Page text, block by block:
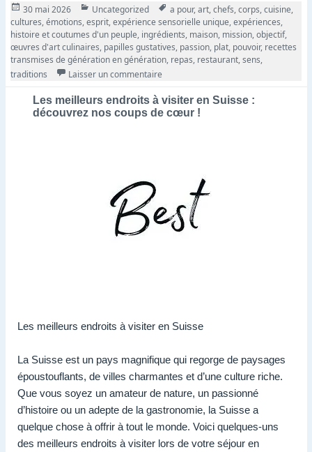
Publié
le
30 mai 2026 Catégories
Uncategorized Tags
a pour,art,chefs,corps,cuisine,
cultures,émotions,esprit,expérience sensorielle unique,expériences,
histoire et coutumes d'un peuple, ingrédients, maison, mission,objectif,
œuvres d'art culinaires, papilles gustatives, passion, plat, pouvoir, recettes
transmises de génération en génération, repas, restaurant,sens,
traditions
Laisser un commentaire
Les meilleurs endroits à visiter en Suisse :
découvrez nos coups de cœur !
Les meilleurs endroits à visiter en Suisse
La Suisse est un pays magnifique qui regorge de paysages
époustouflants, de villes charmantes et d’une culture riche.
Que vous soyez un amateur de nature, un passionné
d’histoire ou un adepte de la gastronomie, la Suisse a
quelque chose à offrir à tout le monde. Voici quelques-uns
des meilleurs endroits à visiter lors de votre séjour en